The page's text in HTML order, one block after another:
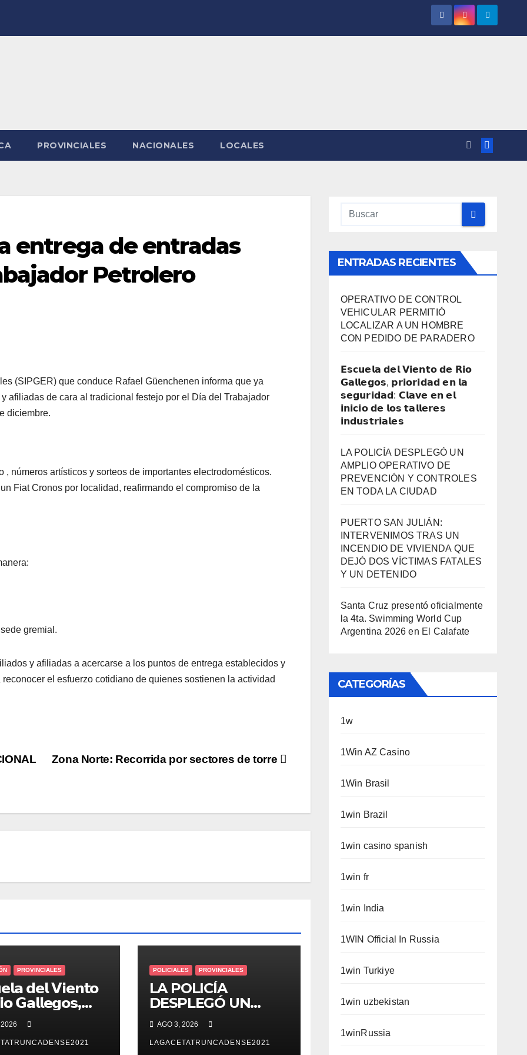
PROVINCIALES NACIONALES LOCALES
entrega de entradas
Petrolero
(SIPGER) que conduce Rafael Güenchenen informa que ya
afiliadas de cara al tradicional festejo por el Día del Trabajador
diciembre.
números artísticos y sorteos de importantes electrodomésticos.
Fiat Cronos por localidad, reafirmando el compromiso de la
gremial.
y afiliadas a acercarse a los puntos de entrega establecidos y
el esfuerzo cotidiano de quienes sostienen la actividad
Zona Norte: Recorrida por sectores de torre
PROVINCIALES
𝗱𝗲𝗹 𝗩𝗶𝗲𝗻𝘁𝗼
𝗚𝗮𝗹𝗹𝗲𝗴𝗼𝘀,
𝗲𝗻 𝗹𝗮
𝗖𝗹𝗮𝘃𝗲
𝗶𝗻𝗶𝗰𝗶𝗼 𝗱𝗲 𝗹𝗼𝘀
POLICIALES PROVINCIALES
LA POLICÍA
DESPLEGÓ UN
AMPLIO
OPERATIVO DE
PREVENCIÓN Y
AGO 3, 2026
LAGACETATRUNCADENSE2021
ENTRADAS RECIENTES
OPERATIVO DE CONTROL
VEHICULAR PERMITIÓ
LOCALIZAR A UN HOMBRE
CON PEDIDO DE PARADERO
𝗘𝘀𝗰𝘂𝗲𝗹𝗮 𝗱𝗲𝗹 𝗩𝗶𝗲𝗻𝘁𝗼 𝗱𝗲 𝗥𝗶𝗼
𝗚𝗮𝗹𝗹𝗲𝗴𝗼𝘀, 𝗽𝗿𝗶𝗼𝗿𝗶𝗱𝗮𝗱 𝗲𝗻 𝗹𝗮
𝘀𝗲𝗴𝘂𝗿𝗶𝗱𝗮𝗱: 𝗖𝗹𝗮𝘃𝗲 𝗲𝗻 𝗲𝗹
𝗶𝗻𝗶𝗰𝗶𝗼 𝗱𝗲 𝗹𝗼𝘀 𝘁𝗮𝗹𝗹𝗲𝗿𝗲𝘀
𝗶𝗻𝗱𝘂𝘀𝘁𝗿𝗶𝗮𝗹𝗲𝘀
LA POLICÍA DESPLEGÓ UN
AMPLIO OPERATIVO DE
PREVENCIÓN Y CONTROLES
EN TODA LA CIUDAD
PUERTO SAN JULIÁN:
INTERVENIMOS TRAS UN
INCENDIO DE VIVIENDA QUE
DEJÓ DOS VÍCTIMAS FATALES
Y UN DETENIDO
Santa Cruz presentó oficialmente
la 4ta. Swimming World Cup
Argentina 2026 en El Calafate
CATEGORÍAS
1w
1Win AZ Casino
1Win Brasil
1win Brazil
1win casino spanish
1win fr
1win India
1WIN Official In Russia
1win Turkiye
1win uzbekistan
1winRussia